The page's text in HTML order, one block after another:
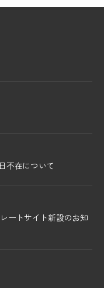
不在について
ートサイト新設のお知